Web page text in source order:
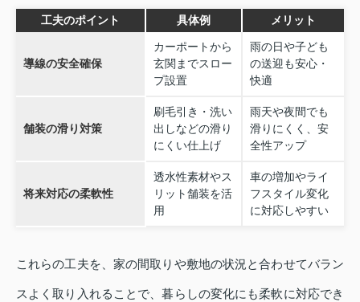
工夫のポイント 具体例 メリット
導線の安全確保
カーポートから
玄関までスロー
プ設置
雨の日や子ども
の送迎も安心・
快適
舗装の滑り対策
刷毛引き・洗い
出しなどの滑り
にくい仕上げ
雨天や夜間でも
滑りにくく、安
全性アップ
将来対応の柔軟性
透水性素材やス
リット舗装を活
用
車の増加やライ
フスタイル変化
に対応しやすい
これらの工夫を、家の間取りや敷地の状況と合わせてバラン
スよく取り入れることで、暮らしの変化にも柔軟に対応でき